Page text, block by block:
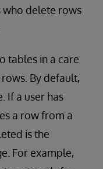
who delete rows
tables in a care
By default,
If a user has
a row from a
is the
For example,